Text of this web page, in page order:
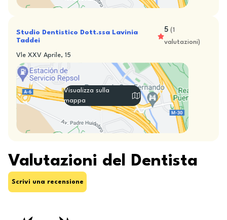
Studio Dentistico Dott.ssa Lavinia
Taddei
5 (1
valutazioni)
Vle XXV Aprile, 15
Visualizza sulla
mappa
Valutazioni del Dentista
Scrivi una recensione